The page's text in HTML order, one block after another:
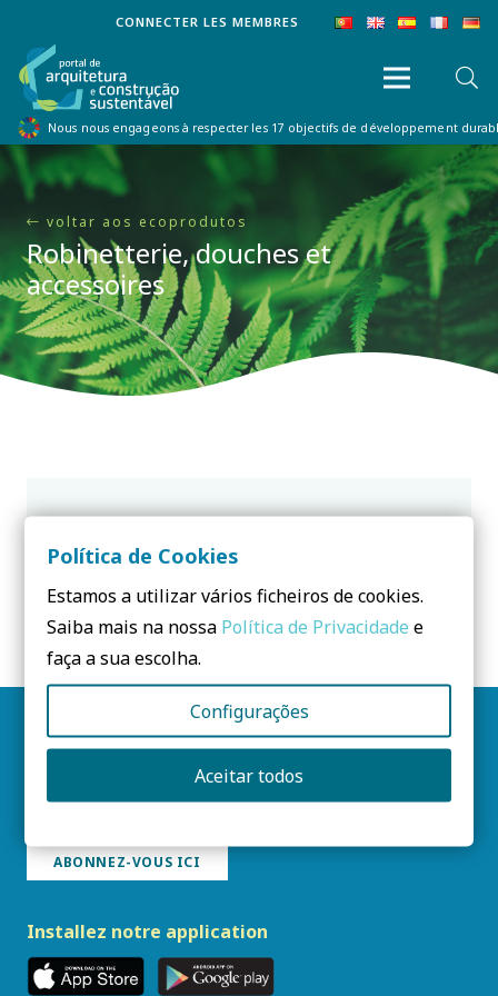
CONNECTER LES MEMBRES
Nous nous engageons à respecter les 17 objectifs de développement
voltar aos ecoprodutos
Robinetterie, douches et
accessoires
Suivez-nous
ABONNEZ-VOUS ICI
Installez notre application
Política de Cookies
Estamos a utilizar vários ficheiros de cookies.
Saiba mais na nossa Política de Privacidade e
faça a sua escolha.
Configurações
Aceitar todos